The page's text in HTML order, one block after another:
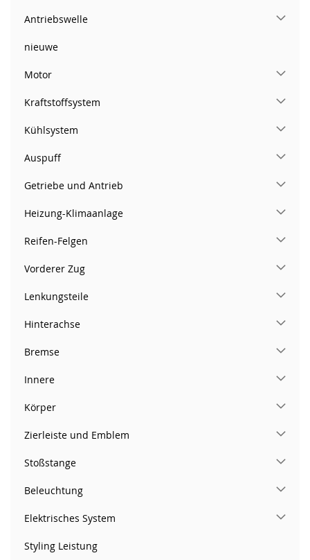
Antriebswelle
nieuwe
Motor
Kraftstoffsystem
Kühlsystem
Auspuff
Getriebe und Antrieb
Heizung-Klimaanlage
Reifen-Felgen
Vorderer Zug
Lenkungsteile
Hinterachse
Bremse
Innere
Körper
Zierleiste und Emblem
Stoßstange
Beleuchtung
Elektrisches System
Styling Leistung